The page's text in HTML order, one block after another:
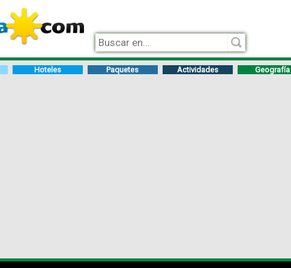
Hoteles Paquetes Actividades Geografía